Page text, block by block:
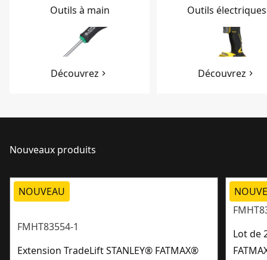
Outils à main
Découvrez
Outils électriques
Découvrez
Nouveaux produits
NOUVEAU
FMHT83554-1
Extension TradeLift STANLEY® FATMAX®
Lot de